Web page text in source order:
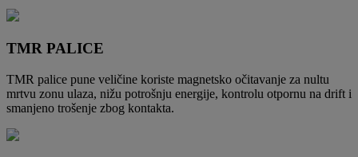
TMR PALICE
TMR palice pune veličine koriste magnetsko očitavanje za nultu
mrtvu zonu ulaza, nižu potrošnju energije, kontrolu otpornu na drift i
smanjeno trošenje zbog kontakta.